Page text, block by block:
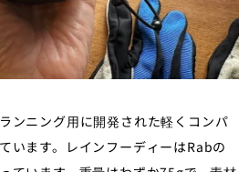
ンニング用に開発された軽くコンパ
います。レインフーディーはRabの